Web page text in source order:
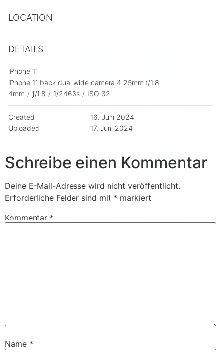
LOCATION
DETAILS
iPhone 11
iPhone 11 back dual wide camera 4.25mm f/1.8
4mm / ƒ/1.8 / 1/2463s / ISO 32
Created
16. Juni 2024
Uploaded
17. Juni 2024
Schreibe einen Kommentar
Deine E-Mail-Adresse wird nicht veröffentlicht.
Erforderliche Felder sind mit * markiert
Kommentar *
Name *